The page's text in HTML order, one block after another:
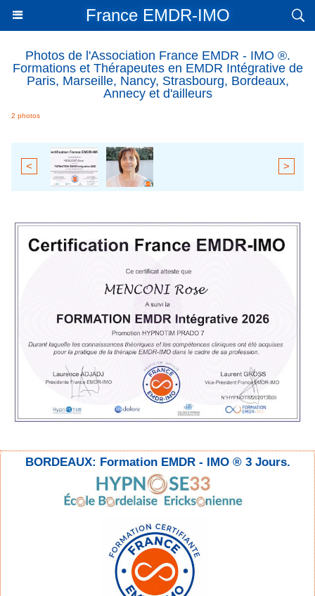
France EMDR-IMO
Photos de l'Association France EMDR - IMO ®.
Formations et Thérapeutes en EMDR Intégrative de
Paris, Marseille, Nancy, Strasbourg, Bordeaux,
Annecy et d'ailleurs
2 photos
< >
BORDEAUX: Formation EMDR - IMO ® 3 Jours.